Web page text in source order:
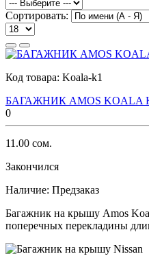
Сортировать:
Код товара: Koala-k1
БАГАЖНИК AMOS
0
11.00 сом.
Закончился
Наличие: Предзаказ
Багажник на крышу Amos
поперечных перекладины